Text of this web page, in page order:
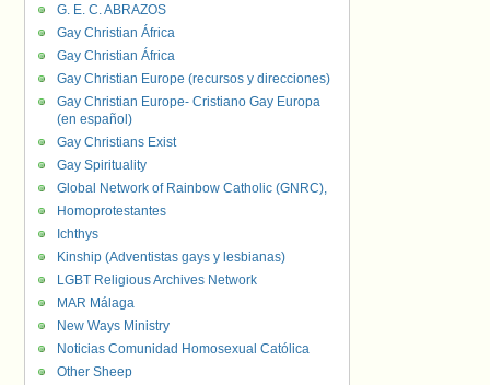
G. E. C. ABRAZOS
Gay Christian África
Gay Christian África
Gay Christian Europe (recursos y direcciones)
Gay Christian Europe- Cristiano Gay Europa
(en español)
Gay Christians Exist
Gay Spirituality
Global Network of Rainbow Catholic (GNRC),
Homoprotestantes
Ichthys
Kinship (Adventistas gays y lesbianas)
LGBT Religious Archives Network
MAR Málaga
New Ways Ministry
Noticias Comunidad Homosexual Católica
Other Sheep